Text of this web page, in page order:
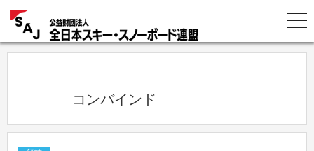
            コンバインド